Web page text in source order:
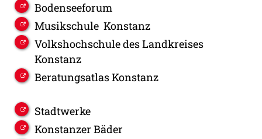
Bodenseeforum
Musikschule Konstanz
Volkshochschule des Landkreises
Konstanz
Beratungsatlas Konstanz
Stadtwerke
Konstanzer Bäder